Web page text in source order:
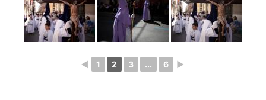
◄ 1 2 3 ... 6 ►